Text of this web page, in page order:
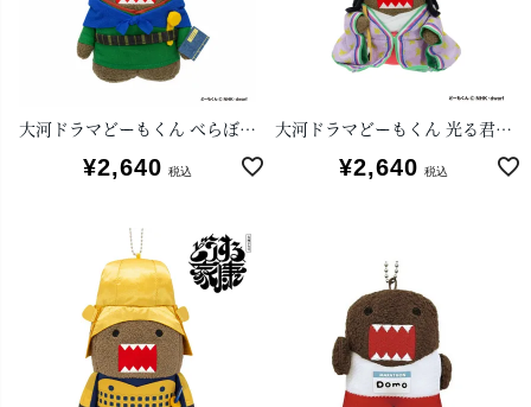
大河ドラマどーもくん べらぼうマスコット
¥2,640 税込
大河ドラマどーもくん 光る君へ マスコット
¥2,640 税込